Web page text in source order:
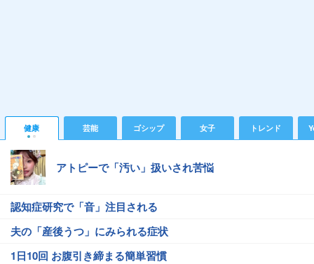
健康 芸能 ゴシップ 女子 トレンド
アトピーで「汚い」扱いされ苦悩
認知症研究で「音」注目される
夫の「産後うつ」にみられる症状
1日10回 お腹引き締まる簡単習慣